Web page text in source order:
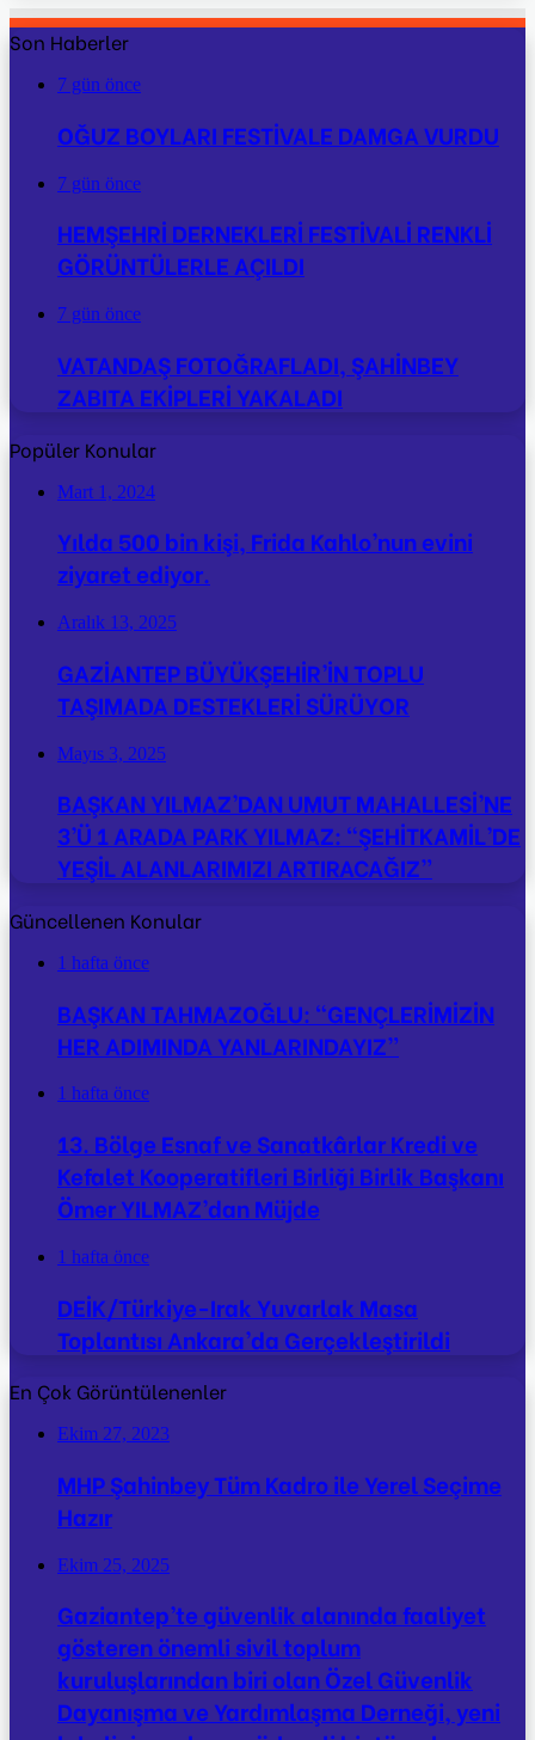
Son Haberler
7 gün önce
OĞUZ BOYLARI FESTİVALE DAMGA VURDU
7 gün önce
HEMŞEHRİ DERNEKLERİ FESTİVALİ RENKLİ
GÖRÜNTÜLERLE AÇILDI
7 gün önce
VATANDAŞ FOTOĞRAFLADI, ŞAHİNBEY
ZABITA EKİPLERİ YAKALADI
Popüler Konular
Mart 1, 2024
Yılda 500 bin kişi, Frida Kahlo’nun evini
ziyaret ediyor.
Aralık 13, 2025
GAZİANTEP BÜYÜKŞEHİR’İN TOPLU
TAŞIMADA DESTEKLERİ SÜRÜYOR
Mayıs 3, 2025
BAŞKAN YILMAZ’DAN UMUT MAHALLESİ’NE
3’Ü 1 ARADA PARK YILMAZ: “ŞEHİTKAMİL’DE
YEŞİL ALANLARIMIZI ARTIRACAĞIZ”
Güncellenen Konular
1 hafta önce
BAŞKAN TAHMAZOĞLU: “GENÇLERİMİZİN
HER ADIMINDA YANLARINDAYIZ”
1 hafta önce
13. Bölge Esnaf ve Sanatkârlar Kredi ve
Kefalet Kooperatifleri Birliği Birlik Başkanı
Ömer YILMAZ’dan Müjde
1 hafta önce
DEİK/Türkiye-Irak Yuvarlak Masa
Toplantısı Ankara’da Gerçekleştirildi
En Çok Görüntülenenler
Ekim 27, 2023
MHP Şahinbey Tüm Kadro ile Yerel Seçime
Hazır
Ekim 25, 2025
Gaziantep’te güvenlik alanında faaliyet
gösteren önemli sivil toplum
kuruluşlarından biri olan Özel Güvenlik
Dayanışma ve Yardımlaşma Derneği, yeni